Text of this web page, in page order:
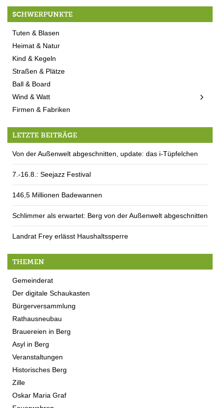
SCHWERPUNKTE
Tuten & Blasen
Heimat & Natur
Kind & Kegeln
Straßen & Plätze
Ball & Board
Wind & Watt
Firmen & Fabriken
LETZTE BEITRÄGE
Von der Außenwelt abgeschnitten, update: das i-Tüpfelchen
7.-16.8.: Seejazz Festival
146,5 Millionen Badewannen
Schlimmer als erwartet: Berg von der Außenwelt abgeschnitten
Landrat Frey erlässt Haushaltssperre
THEMEN
Gemeinderat
Der digitale Schaukasten
Bürgerversammlung
Rathausneubau
Brauereien in Berg
Asyl in Berg
Veranstaltungen
Historisches Berg
Zille
Oskar Maria Graf